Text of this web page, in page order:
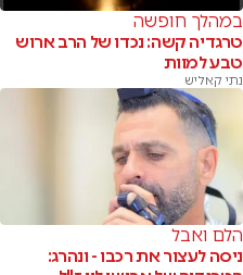
במהלך חופשה
טרגדיה קשה: נכדו של הרב ארוש
טבע למוות
נתי קאליש
הלם ואבל
ניסה לעצור את רכבו - ונהרג: